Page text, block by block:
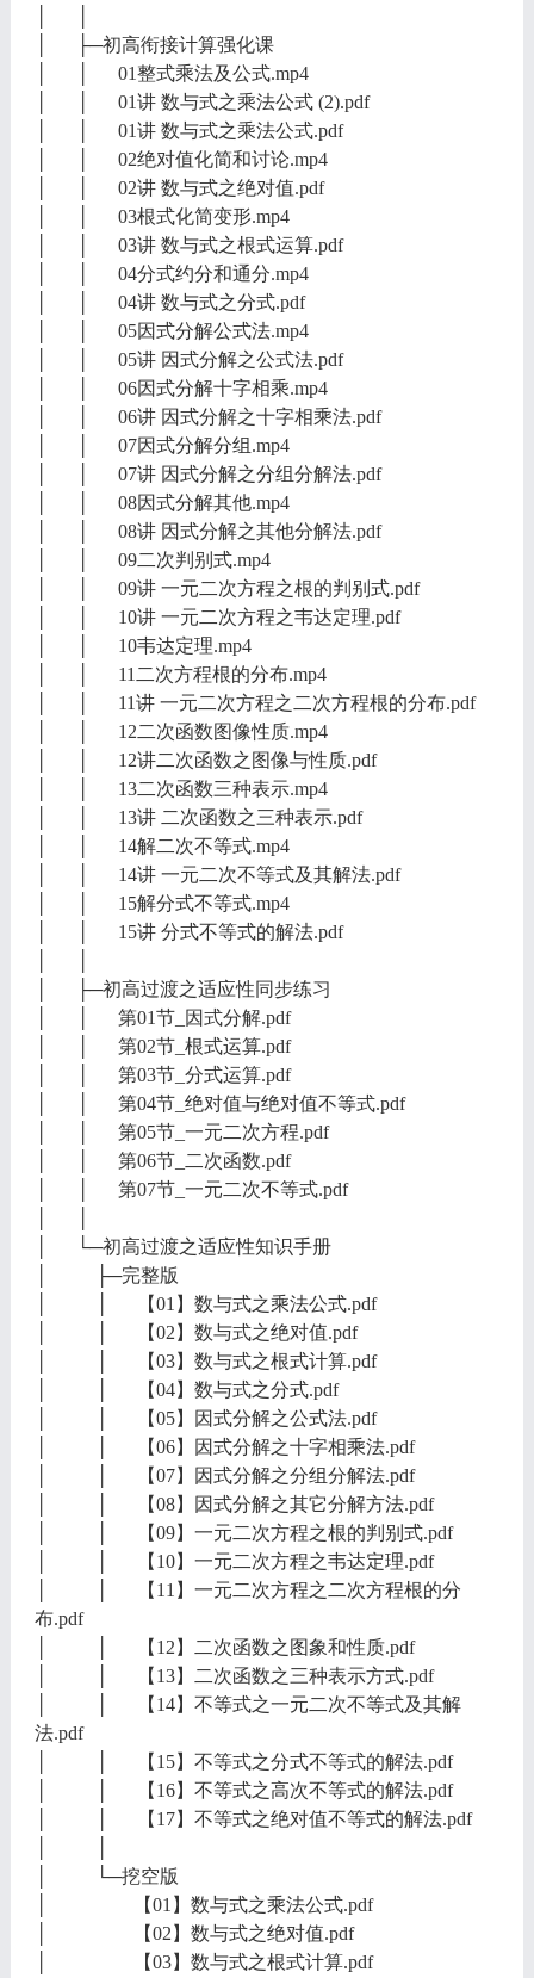
│ ├─初高衔接计算强化课
│ │ 01整式乘法及公式.mp4
│ │ 01讲 数与式之乘法公式 (2).pdf
│ │ 01讲 数与式之乘法公式.pdf
│ │ 02绝对值化简和讨论.mp4
│ │ 02讲 数与式之绝对值.pdf
│ │ 03根式化简变形.mp4
│ │ 03讲 数与式之根式运算.pdf
│ │ 04分式约分和通分.mp4
│ │ 04讲 数与式之分式.pdf
│ │ 05因式分解公式法.mp4
│ │ 05讲 因式分解之公式法.pdf
│ │ 06因式分解十字相乘.mp4
│ │ 06讲 因式分解之十字相乘法.pdf
│ │ 07因式分解分组.mp4
│ │ 07讲 因式分解之分组分解法.pdf
│ │ 08因式分解其他.mp4
│ │ 08讲 因式分解之其他分解法.pdf
│ │ 09二次判别式.mp4
│ │ 09讲 一元二次方程之根的判别式.pdf
│ │ 10讲 一元二次方程之韦达定理.pdf
│ │ 10韦达定理.mp4
│ │ 11二次方程根的分布.mp4
│ │ 11讲 一元二次方程之二次方程根的分布.pdf
│ │ 12二次函数图像性质.mp4
│ │ 12讲二次函数之图像与性质.pdf
│ │ 13二次函数三种表示.mp4
│ │ 13讲 二次函数之三种表示.pdf
│ │ 14解二次不等式.mp4
│ │ 14讲 一元二次不等式及其解法.pdf
│ │ 15解分式不等式.mp4
│ │ 15讲 分式不等式的解法.pdf
│ ├─初高过渡之适应性同步练习
│ │ 第01节_因式分解.pdf
│ │ 第02节_根式运算.pdf
│ │ 第03节_分式运算.pdf
│ │ 第04节_绝对值与绝对值不等式.pdf
│ │ 第05节_一元二次方程.pdf
│ │ 第06节_二次函数.pdf
│ │ 第07节_一元二次不等式.pdf
│ └─初高过渡之适应性知识手册
│ ├─完整版
│ │ 【01】数与式之乘法公式.pdf
│ │ 【02】数与式之绝对值.pdf
│ │ 【03】数与式之根式计算.pdf
│ │ 【04】数与式之分式.pdf
│ │ 【05】因式分解之公式法.pdf
│ │ 【06】因式分解之十字相乘法.pdf
│ │ 【07】因式分解之分组分解法.pdf
│ │ 【08】因式分解之其它分解方法.pdf
│ │ 【09】一元二次方程之根的判别式.pdf
│ │ 【10】一元二次方程之韦达定理.pdf
│ │ 【11】一元二次方程之二次方程根的分
布.pdf
│ │ 【12】二次函数之图象和性质.pdf
│ │ 【13】二次函数之三种表示方式.pdf
│ │ 【14】不等式之一元二次不等式及其解
法.pdf
│ │ 【15】不等式之分式不等式的解法.pdf
│ │ 【16】不等式之高次不等式的解法.pdf
│ │ 【17】不等式之绝对值不等式的解法.pdf
│ └─挖空版
│ 【01】数与式之乘法公式.pdf
│ 【02】数与式之绝对值.pdf
│ 【03】数与式之根式计算.pdf